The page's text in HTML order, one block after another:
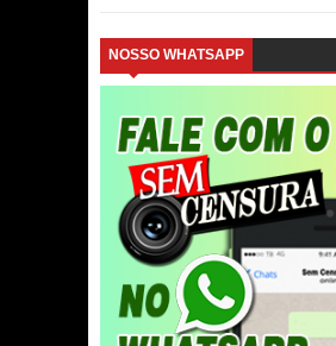
NOSSO WHATSAPP